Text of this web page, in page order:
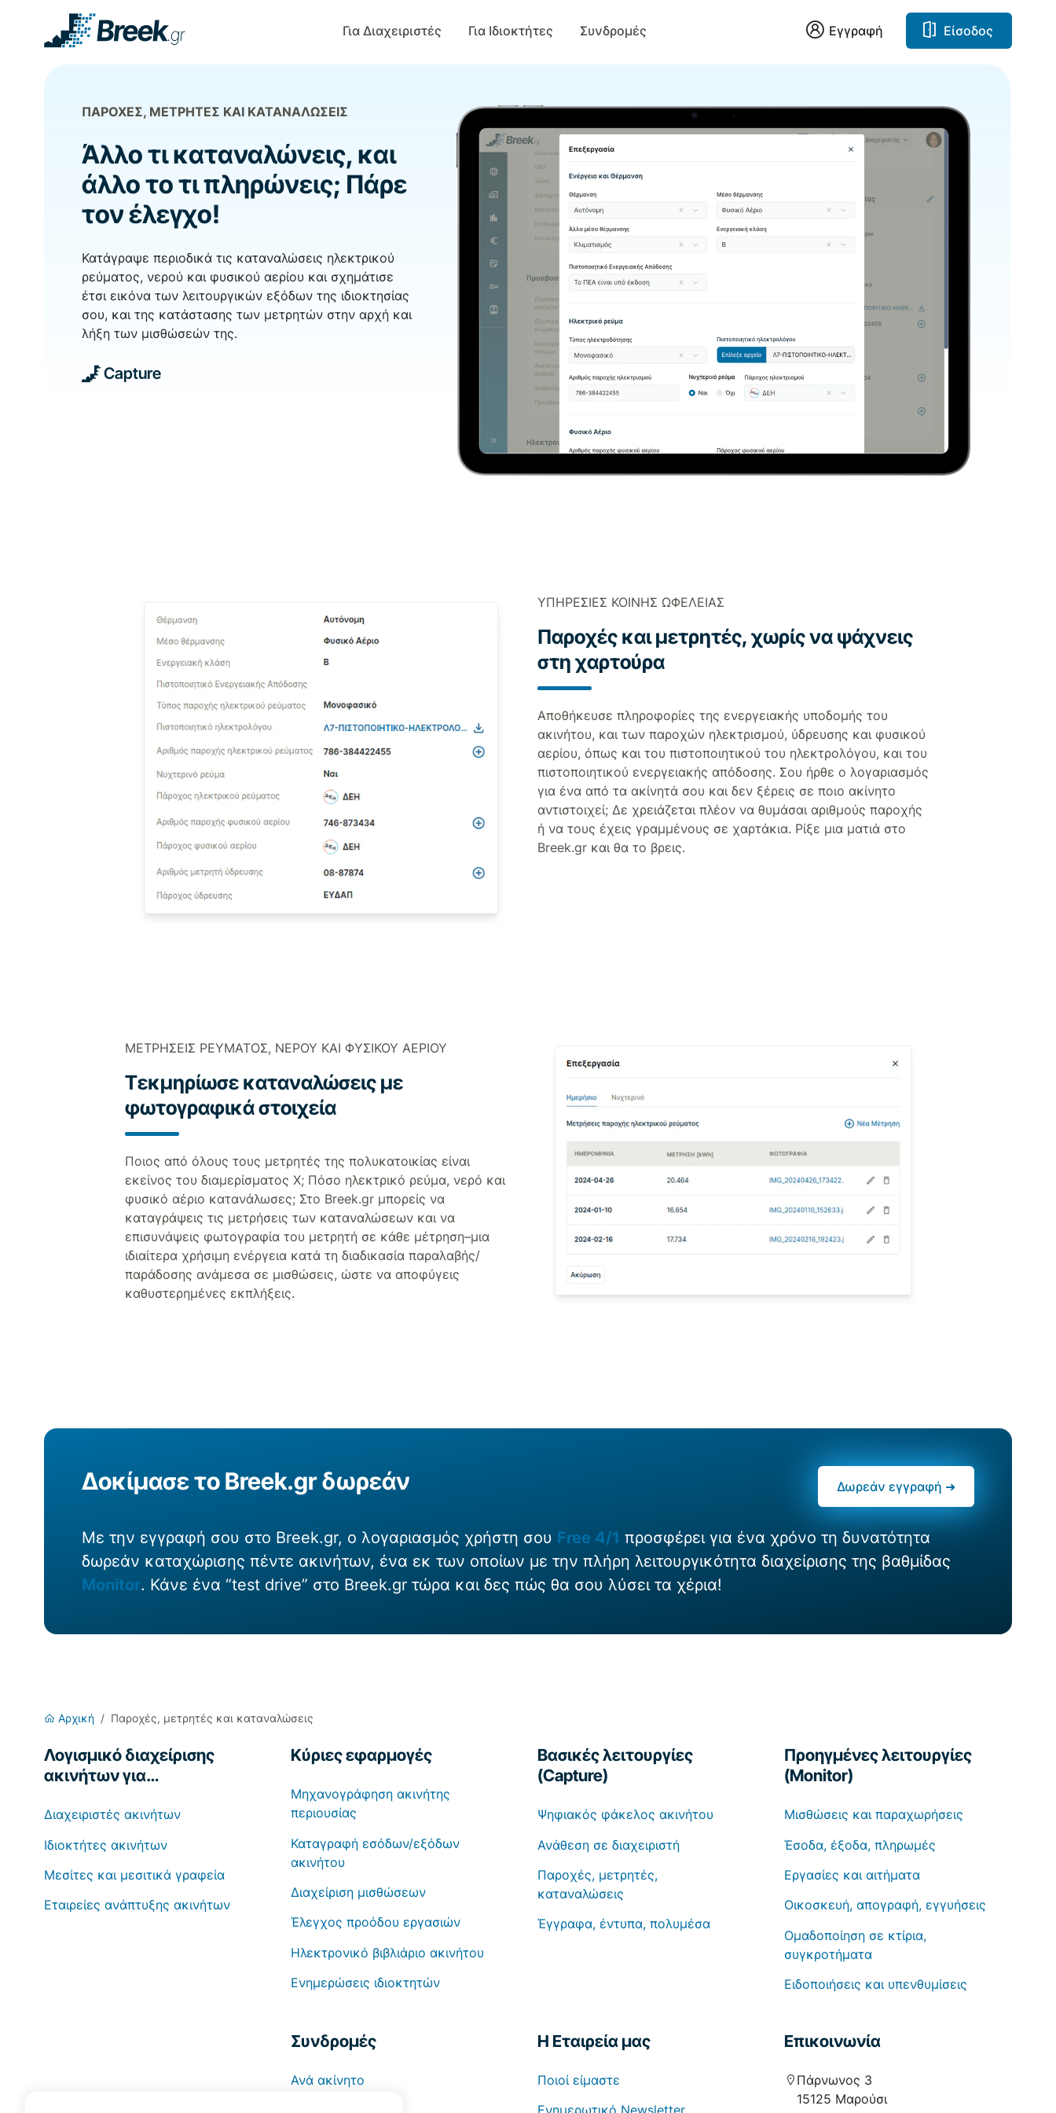
Για Διαχειριστές Για Ιδιοκτήτες Συνδρομές Εγγραφή Είσοδος
ΠΑΡΟΧΈΣ, ΜΕΤΡΗΤΈΣ ΚΑΙ ΚΑΤΑΝΑΛΏΣΕΙΣ
Άλλο τι καταναλώνεις, και
άλλο το τι πληρώνεις; Πάρε
τον έλεγχο!
Κατάγραψε περιοδικά τις καταναλώσεις ηλεκτρικού
ρεύματος, νερού και φυσικού αερίου και σχημάτισε
έτσι εικόνα των λειτουργικών εξόδων της ιδιοκτησίας
σου, και της κατάστασης των μετρητών στην αρχή και
λήξη των μισθώσεών της.
Capture
ΥΠΗΡΕΣΊΕΣ ΚΟΙΝΉΣ ΩΦΈΛΕΙΑΣ
Παροχές και μετρητές, χωρίς να ψάχνεις
στη χαρτούρα
Αποθήκευσε πληροφορίες της ενεργειακής υποδομής του
ακινήτου, και των παροχών ηλεκτρισμού, ύδρευσης και φυσικού
αερίου, όπως και του πιστοποιητικού του ηλεκτρολόγου, και του
πιστοποιητικού ενεργειακής απόδοσης. Σου ήρθε ο λογαριασμός
για ένα από τα ακίνητά σου και δεν ξέρεις σε ποιο ακίνητο
αντιστοιχεί; Δε χρειάζεται πλέον να θυμάσαι αριθμούς παροχής
ή να τους έχεις γραμμένους σε χαρτάκια. Ρίξε μια ματιά στο
Breek.gr και θα το βρεις.
ΜΕΤΡΉΣΕΙΣ ΡΕΎΜΑΤΟΣ, ΝΕΡΟΎ ΚΑΙ ΦΥΣΙΚΟΎ ΑΕΡΊΟΥ
Τεκμηρίωσε καταναλώσεις με
φωτογραφικά στοιχεία
Ποιος από όλους τους μετρητές της πολυκατοικίας είναι
εκείνος του διαμερίσματος Χ; Πόσο ηλεκτρικό ρεύμα, νερό και
φυσικό αέριο κατανάλωσες; Στο Breek.gr μπορείς να
καταγράψεις τις μετρήσεις των καταναλώσεων και να
επισυνάψεις φωτογραφία του μετρητή σε κάθε μέτρηση–μια
ιδιαίτερα χρήσιμη ενέργεια κατά τη διαδικασία παραλαβής/
παράδοσης ανάμεσα σε μισθώσεις, ώστε να αποφύγεις
καθυστερημένες εκπλήξεις.
Δοκίμασε το Breek.gr δωρεάν Δωρεάν εγγραφή ➜
Με την εγγραφή σου στο Breek.gr, ο λογαριασμός χρήστη σου Free 4/1 προσφέρει για ένα χρόνο τη δυνατότητα
δωρεάν καταχώρισης πέντε ακινήτων, ένα εκ των οποίων με την πλήρη λειτουργικότητα διαχείρισης της βαθμίδας
Monitor. Κάνε ένα “test drive” στο Breek.gr τώρα και δες πώς θα σου λύσει τα χέρια!
Αρχική Παροχές, μετρητές και καταναλώσεις
Λογισμικό διαχείρισης
ακινήτων για…
Διαχειριστές ακινήτων
Ιδιοκτήτες ακινήτων
Μεσίτες και μεσιτικά γραφεία
Εταιρείες ανάπτυξης ακινήτων
Κύριες εφαρμογές
Μηχανογράφηση ακινήτης
περιουσίας
Καταγραφή εσόδων/εξόδων
ακινήτου
Διαχείριση μισθώσεων
Έλεγχος προόδου εργασιών
Ηλεκτρονικό βιβλιάριο ακινήτου
Ενημερώσεις ιδιοκτητών
Βασικές λειτουργίες
(Capture)
Ψηφιακός φάκελος ακινήτου
Ανάθεση σε διαχειριστή
Παροχές, μετρητές,
καταναλώσεις
Έγγραφα, έντυπα, πολυμέσα
Προηγμένες λειτουργίες
(Monitor)
Μισθώσεις και παραχωρήσεις
Έσοδα, έξοδα, πληρωμές
Εργασίες και αιτήματα
Οικοσκευή, απογραφή, εγγυήσεις
Ομαδοποίηση σε κτίρια,
συγκροτήματα
Ειδοποιήσεις και υπενθυμίσεις
Συνδρομές
Ανά ακίνητο
Η Εταιρεία μας
Ποιοί είμαστε
Επικοινωνία
Πάρνωνος 3
15125 Μαρούσι